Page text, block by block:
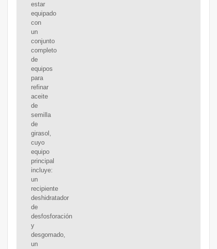
estar
equipado
con
un
conjunto
completo
de
equipos
para
refinar
aceite
de
semilla
de
girasol,
cuyo
equipo
principal
incluye:
un
recipiente
deshidratador
de
desfosforación
y
desgomado,
un